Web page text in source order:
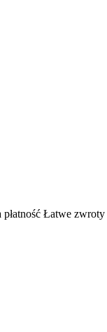
Łatwe zwroty